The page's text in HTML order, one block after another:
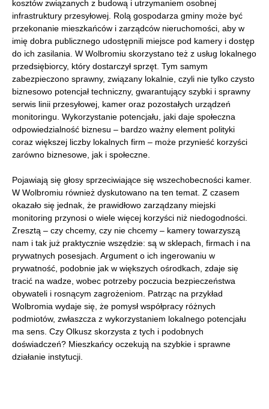
kosztów związanych z budową i utrzymaniem osobnej
infrastruktury przesyłowej. Rolą gospodarza gminy może być
przekonanie mieszkańców i zarządców nieruchomości, aby w
imię dobra publicznego udostępnili miejsce pod kamery i dostęp
do ich zasilania. W Wolbromiu skorzystano też z usług lokalnego
przedsiębiorcy, który dostarczył sprzęt. Tym samym
zabezpieczono sprawny, związany lokalnie, czyli nie tylko czysto
biznesowo potencjał techniczny, gwarantujący szybki i sprawny
serwis linii przesyłowej, kamer oraz pozostałych urządzeń
monitoringu. Wykorzystanie potencjału, jaki daje społeczna
odpowiedzialność biznesu – bardzo ważny element polityki
coraz większej liczby lokalnych firm – może przynieść korzyści
zarówno biznesowe, jak i społeczne.
Pojawiają się głosy sprzeciwiające się wszechobecności kamer.
W Wolbromiu również dyskutowano na ten temat. Z czasem
okazało się jednak, że prawidłowo zarządzany miejski
monitoring przynosi o wiele więcej korzyści niż niedogodności.
Zresztą – czy chcemy, czy nie chcemy – kamery towarzyszą
nam i tak już praktycznie wszędzie: są w sklepach, firmach i na
prywatnych posesjach. Argument o ich ingerowaniu w
prywatność, podobnie jak w większych ośrodkach, zdaje się
tracić na wadze, wobec potrzeby poczucia bezpieczeństwa
obywateli i rosnącym zagrożeniom. Patrząc na przykład
Wolbromia wydaje się, że pomysł współpracy różnych
podmiotów, zwłaszcza z wykorzystaniem lokalnego potencjału
ma sens. Czy Olkusz skorzysta z tych i podobnych
doświadczeń? Mieszkańcy oczekują na szybkie i sprawne
działanie instytucji.